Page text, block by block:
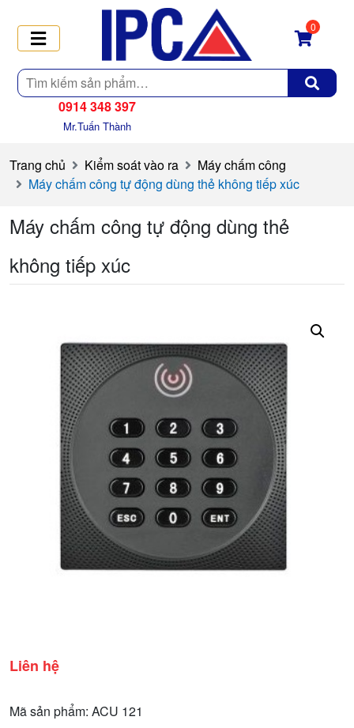
Tìm
kiếm
0
0914 348 397
Mr.Tuấn Thành
Trang chủ Kiểm soát vào ra
Máy chấm công
Máy chấm công tự động dùng thẻ không tiếp xúc
Máy chấm công tự động dùng thẻ
không tiếp xúc
Liên hệ
Mã sản phẩm: ACU 121